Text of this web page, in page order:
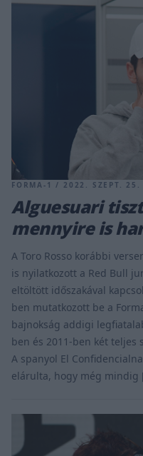
FORMA-1 / 2022. SZEPT. 25.
Alguesuari
mennyire is
A Toro Rosso korábbi
is nyilatkozott a Red Bull
eltöltött időszakával
ben mutatkozott be a
bajnokság addigi
ben és 2011-ben két teljes
A spanyol El
elárulta, hogy még mindig